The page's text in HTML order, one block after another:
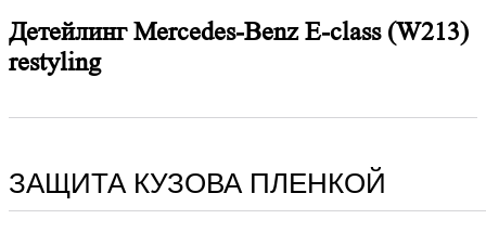
Детейлинг Mercedes-Benz E-class (W213)
restyling
ЗАЩИТА КУЗОВА ПЛЕНКОЙ